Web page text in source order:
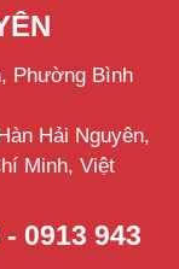
Phường Bình
Hải Nguyên,
Minh, Việt
0913 943